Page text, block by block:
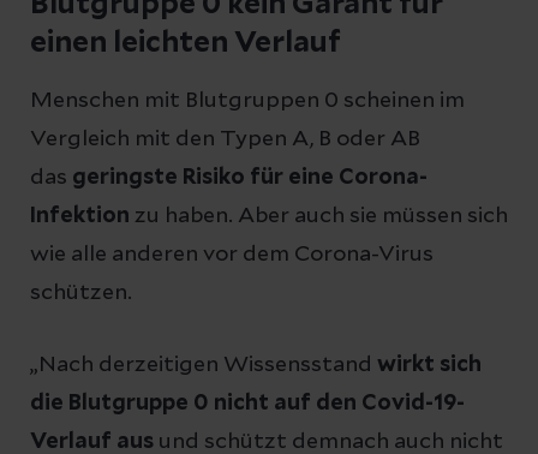
einen leichten Verlauf
Menschen mit Blutgruppen 0 scheinen im
Vergleich mit den Typen A, B oder AB
das geringste Risiko für eine Corona-
Infektion zu haben. Aber auch sie müssen sich
wie alle anderen vor dem Corona-Virus
schützen.
„Nach derzeitigen Wissensstand wirkt sich
die Blutgruppe 0 nicht auf den Covid-19-
Verlauf aus und schützt demnach auch nicht